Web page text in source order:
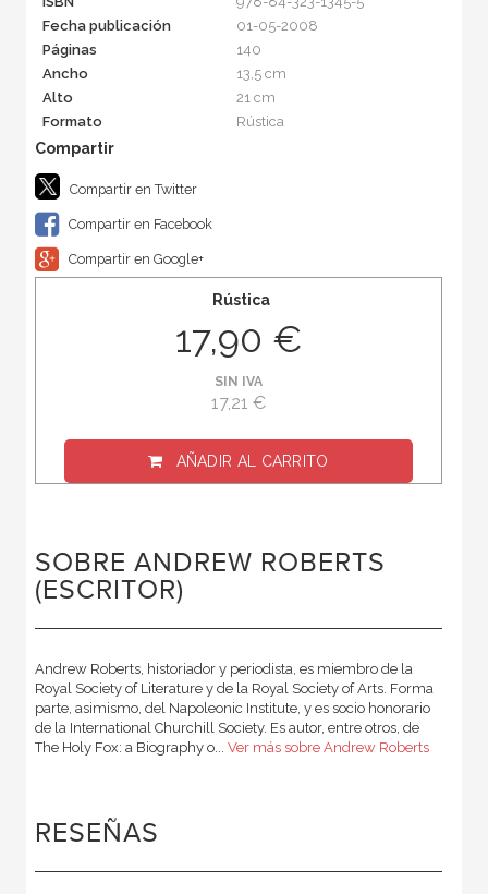
Fecha publicación
01-05-2008
Páginas
140
Ancho
13,5 cm
Alto
21 cm
Formato
Rústica
Compartir en Twitter
Compartir en Facebook
Compartir en Google+
Rústica
17,90 €
SIN IVA
17,21 €
AÑADIR AL CARRITO
SOBRE ANDREW ROBERTS
(ESCRITOR)
Andrew Roberts, historiador y periodista, es miembro de la
Royal Society of Literature y de la Royal Society of Arts. Forma
parte, asimismo, del Napoleonic Institute, y es socio honorario
de la International Churchill Society. Es autor, entre otros, de
The Holy Fox: a Biography o... Ver más sobre Andrew Roberts
RESEÑAS